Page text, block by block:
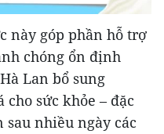
này góp phần hỗ trợ
chóng ổn định
Lan bổ sung
sức khỏe – đặc
nhiều ngày các